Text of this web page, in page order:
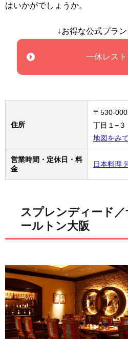
はいかがでしょうか。
↓お得な公式プラ
一休レス
住所
〒530-
丁目１−３
地図をみ
営業時間・定休日・料
金
日本料理
スプレンディード
ールトン大阪